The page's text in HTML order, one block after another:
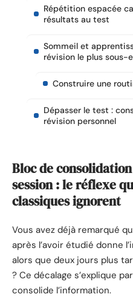
Répétition espacée
résultats au test
Sommeil et
révision le plus sous-
Construire une
Dépasser le test :
révision personnel
Bloc de
session : le réflexe
classiques ignorent
Vous avez déjà remarqué
après l’avoir étudié donne
alors que deux jours plus
? Ce décalage s’explique
consolide l’information.